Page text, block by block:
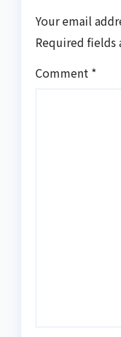
Your email
Required fields
Comment *